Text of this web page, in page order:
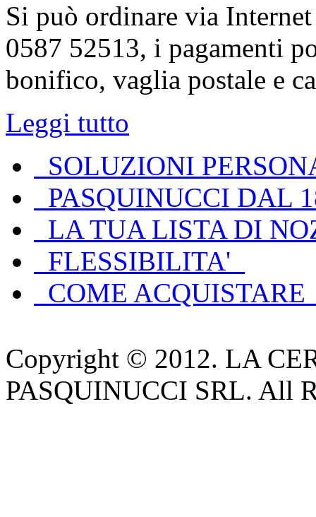
Si può ordinare via
0587 52513, i pagamenti
bonifico, vaglia postale e
Leggi tutto
SOLUZIONI
PASQUINUCCI DAL
LA TUA LISTA DI
FLESSIBILITA'
COME ACQUISTARE
Copyright © 2012. LA
PASQUINUCCI SRL. All